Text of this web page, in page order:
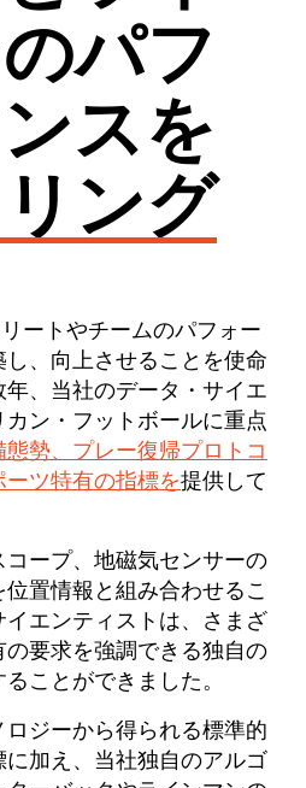
パフ
スを
ング
ートやチームのパフォー
、向上させることを使命
、当社のデータ・サイエ
ン・フットボールに重点
態勢、プレー復帰プロトコ
ツ特有の指標を提供して
ープ、地磁気センサーの
置情報と組み合わせるこ
イエンティストは、さまざ
の要求を強調できる独自の
ことができました。
ジーから得られる標準的
加え、当社独自のアルゴ